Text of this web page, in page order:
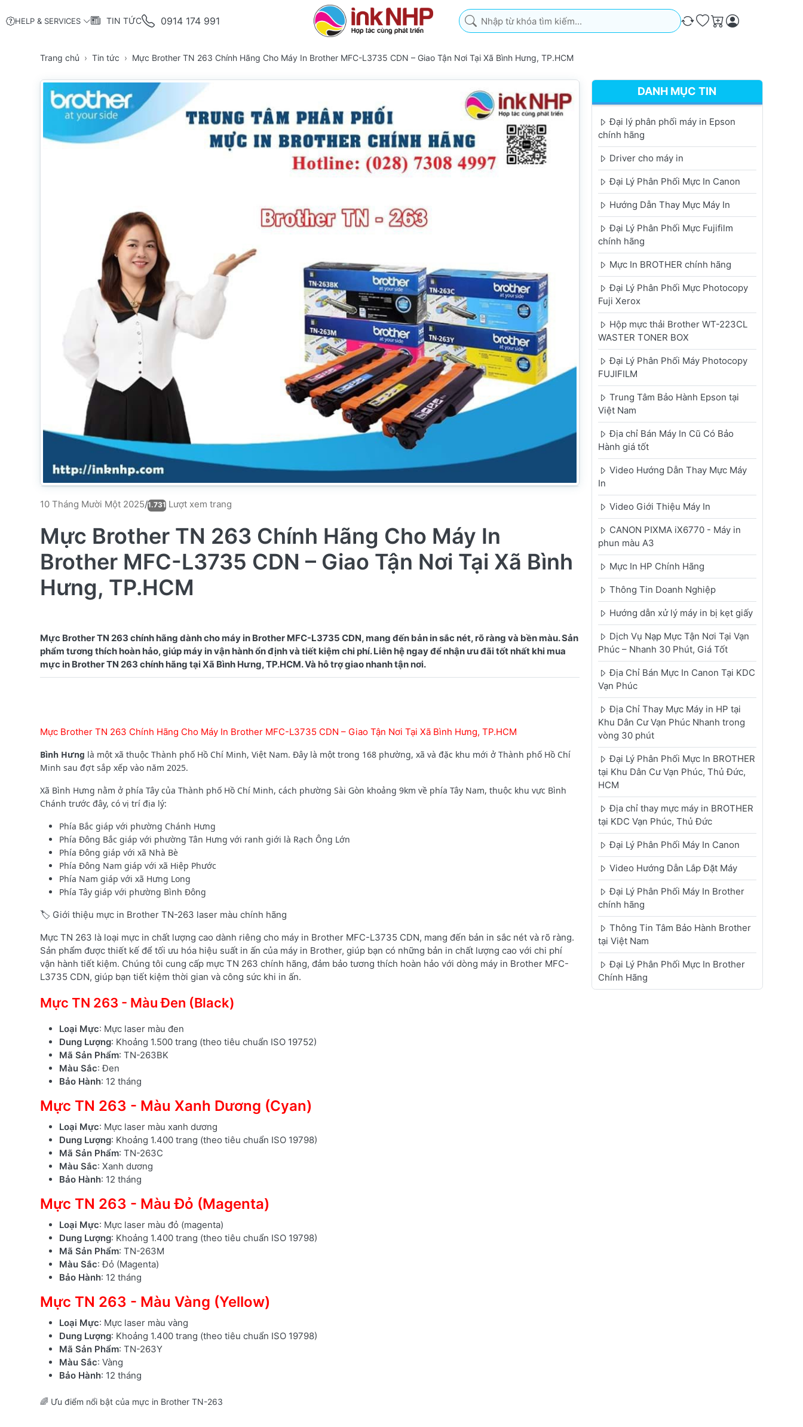
HELP & SERVICES TIN TỨC 0914 174 991
Nhập từ khóa tìm kiếm. Kết quả sẽ tự động xuất hiện khi bạn nhập. Nhấn phím
So sánh
Ưa thích
Giỏ hàng
Trang chủ Tin tức Mực Brother TN 263 Chính Hãng Cho Máy In Brother MFC-L3735 CDN – Giao Tận Nơi Tại Xã Bình Hưng, TP.HCM
10 Tháng Mười Một 2025/1.731 Lượt xem trang
Mực Brother TN 263 Chính Hãng Cho Máy In
Brother MFC-L3735 CDN – Giao Tận Nơi Tại Xã Bình
Hưng, TP.HCM
Mực Brother TN 263 chính hãng dành cho máy in Brother MFC-L3735 CDN, mang đến bản in sắc nét, rõ ràng và bền màu. Sản
phẩm tương thích hoàn hảo, giúp máy in vận hành ổn định và tiết kiệm chi phí. Liên hệ ngay để nhận ưu đãi tốt nhất khi mua
Mực Brother TN 263 Chính Hãng Cho Máy In Brother MFC-L3735 CDN – Giao Tận Nơi Tại Xã Bình Hưng, TP.HCM
Bình Hưng là một xã thuộc Thành phố Hồ Chí Minh, Việt Nam. Đây là một trong 168 phường, xã và đặc khu mới ở Thành phố Hồ Chí
Minh sau đợt sắp xếp vào năm 2025.
Xã Bình Hưng nằm ở phía Tây của Thành phố Hồ Chí Minh, cách phường Sài Gòn khoảng 9km về phía Tây Nam, thuộc khu vực Bình
Chánh trước đây, có vị trí địa lý:
Phía Bắc giáp với phường Chánh Hưng
Phía Đông Bắc giáp với phường Tân Hưng với ranh giới là Rạch Ông Lớn
Phía Đông giáp với xã Nhà Bè
Phía Đông Nam giáp với xã Hiệp Phước
Phía Nam giáp với xã Hưng Long
Phía Tây giáp với phường Bình Đông
🏷️ Giới thiệu mực in Brother TN-263 laser màu chính hãng
Mực TN 263 là loại mực in chất lượng cao dành riêng cho máy in Brother MFC-L3735 CDN, mang đến bản in sắc nét và rõ ràng.
Sản phẩm được thiết kế để tối ưu hóa hiệu suất in ấn của máy in Brother, giúp bạn có những bản in chất lượng cao với chi phí
vận hành tiết kiệm. Chúng tôi cung cấp mực TN 263 chính hãng, đảm bảo tương thích hoàn hảo với dòng máy in Brother MFC-
L3735 CDN, giúp bạn tiết kiệm thời gian và công sức khi in ấn.
Mực TN 263 - Màu Đen (Black)
Loại Mực: Mực laser màu đen
Dung Lượng: Khoảng 1.500 trang (theo tiêu chuẩn ISO 19752)
Mã Sản Phẩm: TN-263BK
Màu Sắc: Đen
Bảo Hành: 12 tháng
Mực TN 263 - Màu Xanh Dương (Cyan)
Loại Mực: Mực laser màu xanh dương
Dung Lượng: Khoảng 1.400 trang (theo tiêu chuẩn ISO 19798)
Mã Sản Phẩm: TN-263C
Màu Sắc: Xanh dương
Bảo Hành: 12 tháng
Mực TN 263 - Màu Đỏ (Magenta)
Loại Mực: Mực laser màu đỏ (magenta)
Dung Lượng: Khoảng 1.400 trang (theo tiêu chuẩn ISO 19798)
Mã Sản Phẩm: TN-263M
Màu Sắc: Đỏ (Magenta)
Bảo Hành: 12 tháng
Mực TN 263 - Màu Vàng (Yellow)
Loại Mực: Mực laser màu vàng
Dung Lượng: Khoảng 1.400 trang (theo tiêu chuẩn ISO 19798)
Mã Sản Phẩm: TN-263Y
Màu Sắc: Vàng
Bảo Hành: 12 tháng
🌈 Ưu điểm nổi bật của mực in Brother TN-263
DANH MỤC TIN
Đại lý phân phối máy in Epson
chính hãng
Driver cho máy in
Đại Lý Phân Phối Mực In Canon
Hướng Dẫn Thay Mực Máy In
Đại Lý Phân Phối Mực Fujifilm
chính hãng
Mực In BROTHER chính hãng
Đại Lý Phân Phối Mực Photocopy
Fuji Xerox
Hộp mực thải Brother WT-223CL
WASTER TONER BOX
Đại Lý Phân Phối Máy Photocopy
FUJIFILM
Trung Tâm Bảo Hành Epson tại
Việt Nam
Địa chỉ Bán Máy In Cũ Có Bảo
Hành giá tốt
Video Hướng Dẫn Thay Mực Máy
In
Video Giới Thiệu Máy In
CANON PIXMA iX6770 - Máy in
phun màu A3
Mực In HP Chính Hãng
Thông Tin Doanh Nghiệp
Hướng dẫn xử lý máy in bị kẹt giấy
Dịch Vụ Nạp Mực Tận Nơi Tại Vạn
Phúc – Nhanh 30 Phút, Giá Tốt
Địa Chỉ Bán Mực In Canon Tại KDC
Vạn Phúc
Địa Chỉ Thay Mực Máy in HP tại
Khu Dân Cư Vạn Phúc Nhanh trong
vòng 30 phút
Đại Lý Phân Phối Mực In BROTHER
tại Khu Dân Cư Vạn Phúc, Thủ Đức,
HCM
Địa chỉ thay mực máy in BROTHER
tại KDC Vạn Phúc, Thủ Đức
Đại Lý Phân Phối Máy In Canon
Video Hướng Dẫn Lắp Đặt Máy
Đại Lý Phân Phối Máy In Brother
chính hãng
Thông Tin Tâm Bảo Hành Brother
tại Việt Nam
Đại Lý Phân Phối Mực In Brother
Chính Hãng